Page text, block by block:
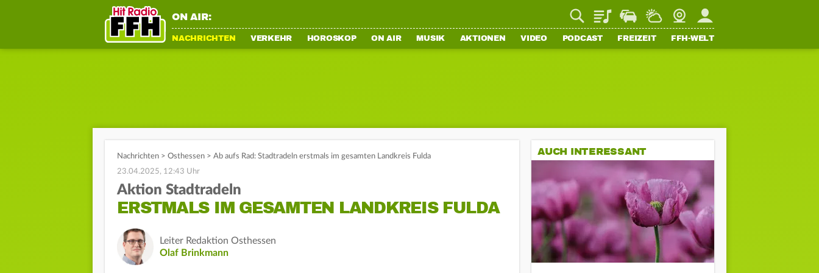
ON AIR: PlaylistStaupilotWetterWebcamMein FFH
NACHRICHTEN VERKEHR HOROSKOP ON AIR MUSIK AKTIONEN VIDEO PODCAST FREIZEIT FFH-WELT
Nachrichten > Osthessen > Ab aufs Rad: Stadtradeln erstmals im gesamten Landkreis Fulda
23.04.2025, 12:43 Uhr
Aktion Stadtradeln
ERSTMALS IM GESAMTEN LANDKREIS FULDA
Leiter Redaktion Osthessen
Olaf Brinkmann
AUCH INTERESSANT